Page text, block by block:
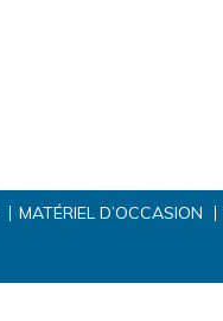
MATÉRIEL D’OCCASION